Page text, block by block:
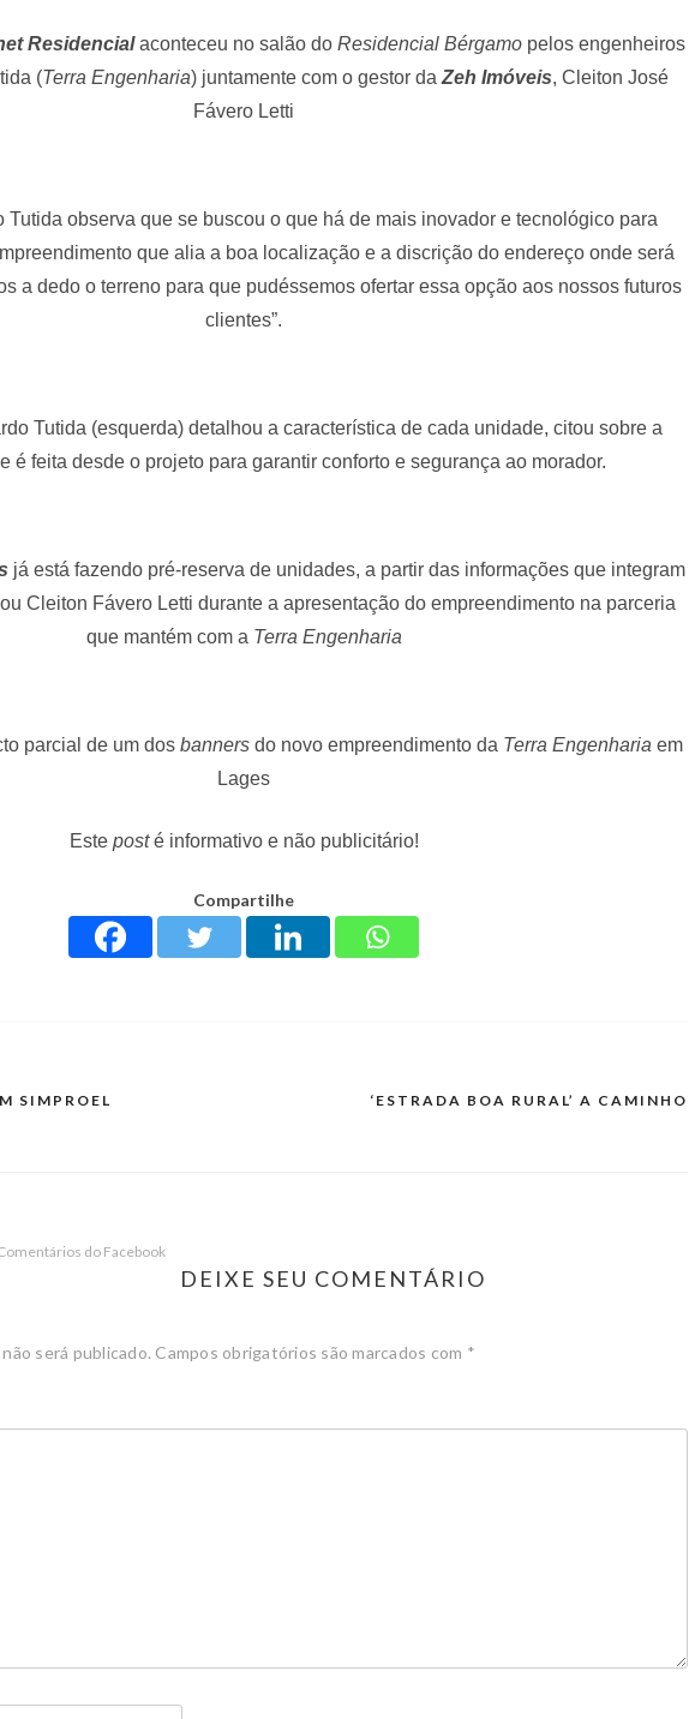
Residencialaconteceu no salão do Residencial Bérgamo pelos engenheiros
(Terra Engenharia) juntamente com o gestor da Zeh Imóveis, Cleiton José
Fávero Letti
Tutida observa que se buscou o que há de mais inovador e tecnológico para
que alia a boa localização e a discrição do endereço onde será
a dedo o terreno para que pudéssemos ofertar essa opção aos nossos futuros
clientes”.
Tutida (esquerda) detalhou a característica de cada unidade, citou sobre a
é feita desde o projeto para garantir conforto e segurança ao morador.
já está fazendo pré-reserva de unidades, a partir das informações que integram
Cleiton Fávero Letti durante a apresentação do empreendimento na parceria
que mantém com a Terra Engenharia
parcial de um dos banners do novo empreendimento da Terra Engenharia em
Lages
Esteposté informativo e não publicitário!
Compartilhe
SIMPROEL ‘ESTRADA BOA RURAL’ A CAMINHO
DEIXE SEU COMENTÁRIO
do Facebook
será publicado. Campos obrigatórios são marcados com *